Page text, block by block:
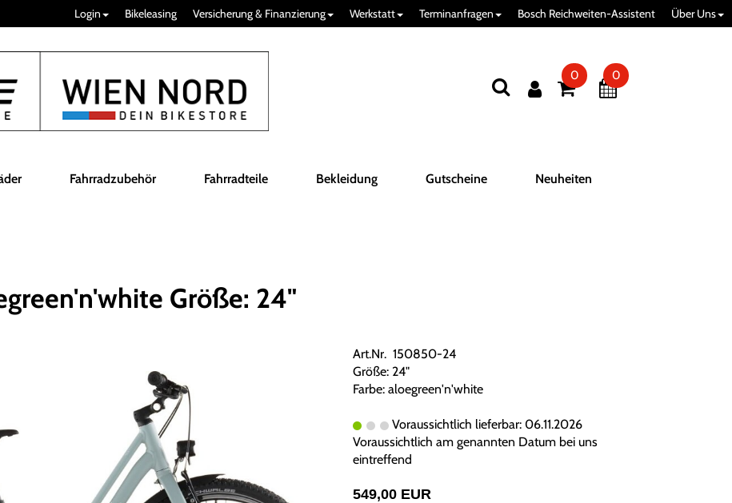
Login Bikeleasing Versicherung & Finanzierung Werkstatt Terminanfragen Bosch Reichweiten-Assistent Über Uns
0 0
Fahrradzubehör Fahrradteile Bekleidung Gutscheine Neuheiten
Größe: 24"
Art.Nr. 150850-24
Größe: 24"
Farbe: aloegreen'n'white
Voraussichtlich lieferbar: 06.11.2026
Voraussichtlich am genannten Datum bei uns
eintreffend
549,00 EUR